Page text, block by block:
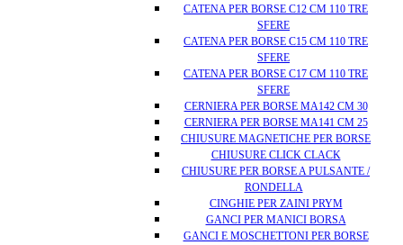
CATENA PER BORSE C12 CM 110 TRE
SFERE
CATENA PER BORSE C15 CM 110 TRE
SFERE
CATENA PER BORSE C17 CM 110 TRE
SFERE
CERNIERA PER BORSE MA142 CM 30
CERNIERA PER BORSE MA141 CM 25
CHIUSURE MAGNETICHE PER BORSE
CHIUSURE CLICK CLACK
CHIUSURE PER BORSE A PULSANTE /
RONDELLA
CINGHIE PER ZAINI PRYM
GANCI PER MANICI BORSA
GANCI E MOSCHETTONI PER BORSE